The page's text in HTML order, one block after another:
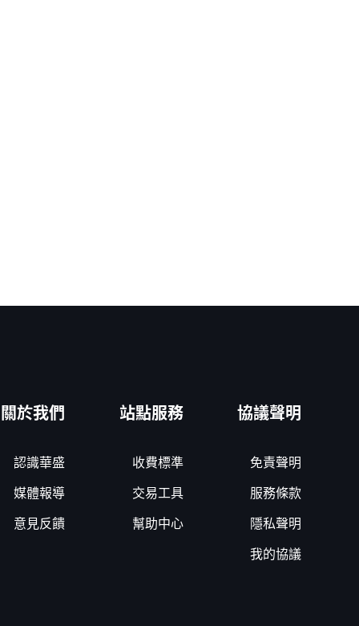
關於我們
認識華盛
媒體報導
意見反饋
站點服務
收費標準
交易工具
幫助中心
協議聲明
免責聲明
服務條款
隱私聲明
我的協議